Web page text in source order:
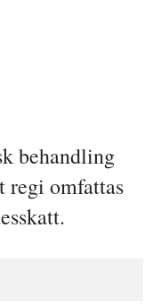
behandling
regi omfattas